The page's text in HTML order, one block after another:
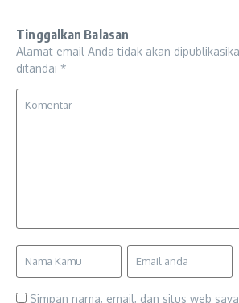
Tinggalkan Balasan
Alamat email Anda tidak akan
ditandai *
Simpan nama, email, dan situs web